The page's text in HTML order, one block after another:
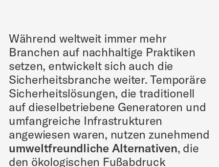
Während weltweit immer mehr
Branchen auf nachhaltige Praktiken
setzen, entwickelt sich auch die
Sicherheitsbranche weiter. Temporäre
Sicherheitslösungen, die traditionell
auf dieselbetriebene Generatoren und
umfangreiche Infrastrukturen
angewiesen waren, nutzen zunehmend
umweltfreundliche Alternativen, die
den ökologischen Fußabdruck